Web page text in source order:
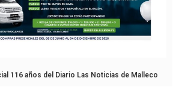
116 años del Diario Las Noticias de Malleco